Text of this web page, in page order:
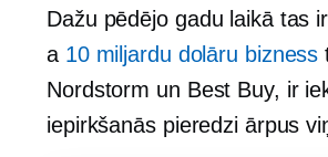
Dažu pēdējo gadu laikā tas
a 10 miljardu dolāru bizness
Nordstorm un Best Buy, ir
iepirkšanās pieredzi ārpus